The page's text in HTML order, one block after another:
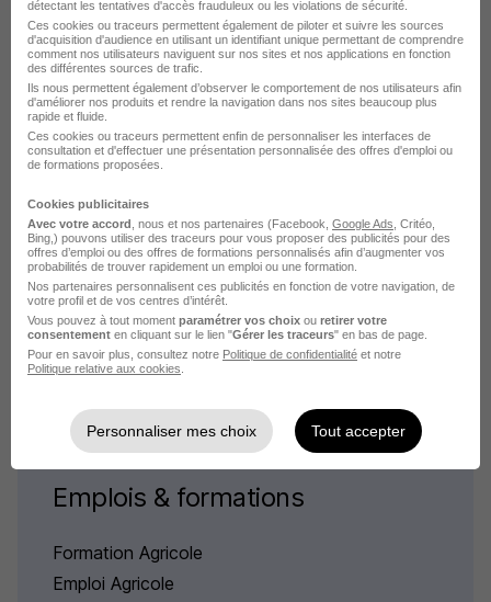
En cliquant sur "Créer mon alerte", vous acceptez les
CGUet déclarez avoir pris connaissance de la
politique de protection des données du site
hellowork.com.
Élargissez votre recherche
Emploi Agricole Loches
Emploi Agricole
Emploi à Loches
Entreprises qui recrutent à Loches
Emplois & formations
Formation Agricole
Emploi Agricole
détectant les tentatives d'accès frauduleux ou les violations de sécurité.
Ces cookies ou traceurs permettent également de piloter et suivre les sources
d'acquisition d'audience en utilisant un identifiant unique permettant de comprendre
comment nos utilisateurs naviguent sur nos sites et nos applications en fonction
des différentes sources de trafic.
Ils nous permettent également d’observer le comportement de nos utilisateurs afin
d'améliorer nos produits et rendre la navigation dans nos sites beaucoup plus
rapide et fluide.
Ces cookies ou traceurs permettent enfin de personnaliser les interfaces de
consultation et d'effectuer une présentation personnalisée des offres d'emploi ou
de formations proposées.
Cookies publicitaires
Avec votre accord , nous et nos partenaires (Facebook, Google Ads , Critéo,
Bing,) pouvons utiliser des traceurs pour vous proposer des publicités pour des
offres d’emploi ou des offres de formations personnalisés afin d’augmenter vos
probabilités de trouver rapidement un emploi ou une formation.
Nos partenaires personnalisent ces publicités en fonction de votre navigation, de
votre profil et de vos centres d’intérêt.
Vous pouvez à tout moment paramétrer vos choix ou retirer votre
consentement en cliquant sur le lien "Gérer les traceurs" en bas de page.
Pour en savoir plus, consultez notre Politique de confidentialité et notre
Politique relative aux cookies
Personnaliser mes choix Tout accepter